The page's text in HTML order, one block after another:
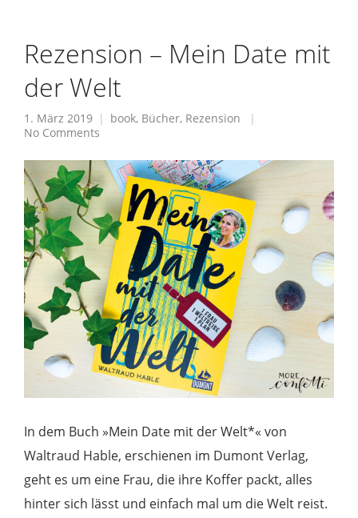
Rezension – Mein Date mit
der Welt
1. März 2019 book, Bücher, Rezension
No Comments
In dem Buch »Mein Date mit der Welt*« von
Waltraud Hable, erschienen im Dumont Verlag,
geht es um eine Frau, die ihre Koffer packt, alles
hinter sich lässt und einfach mal um die Welt reist.